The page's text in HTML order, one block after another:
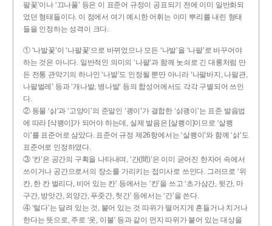
팔꽃’이나 ‘끄나풀’ 등은 이 표준어 규정이 공표되기 전에 이미 일반화되
었던 형태들이다. 이 점에서 여기 예시한 어휘는 이미 뿌리를 내린 형태
들을 인정하는 성격이 크다.
① ‘나발꽃’이 ‘나팔꽃’으로 바뀌었으나 모든 ‘나발’을 ‘나팔’로 바꾸어야
하는 것은 아니다. 일반적인 의미의 ‘나팔’과 함께 놋쇠로 긴 대롱처럼 만
든 전통 관악기의 하나인 ‘나발’도 인정될 뿐만 아니라 ‘나팔바지, 나팔관,
나팔벌레’ 등과 ‘개나발, 병나발’ 등의 합성어에서도 각각 구별되어 쓰인
다.
② 동물 ‘삵’과 ‘고양이’의 준말인 ‘괭이’가 결합한 ‘삵괭이’는 표준 발음법
에 따라 [삭꽹이]가 되어야 하는데, 실제 발음은 [살쾡이]이므로 ‘살쾡
이’를 표준어로 삼았다. 표준어 규정 제26항에서는 ‘살쾡이’와 함께 ‘삵’도
표준어로 인정하였다.
③ ‘칸’은 공간의 구획을 나타내며, ‘간(間)’은 이미 굳어진 한자어 속에서
쓰이거나 공간으로서의 장소를 가리키는 접미사로 쓰인다. 그러므로 ‘위
칸, 한 칸 벌리다, 비어 있는 칸’ 등에서는 ‘칸’을 쓰고 ‘초가삼간, 뒷간, 마
구간, 방앗간, 외양간, 푸줏간, 헛간’ 등에서는 ‘간’을 쓴다.
④ ‘털다’는 달려 있는 것, 붙어 있는 것 따위가 떨어지게 흔들거나 치거나
한다는 뜻으로, 주로 ‘옷, 이불’ 등과 같이 먼지 따위가 붙어 있는 대상을